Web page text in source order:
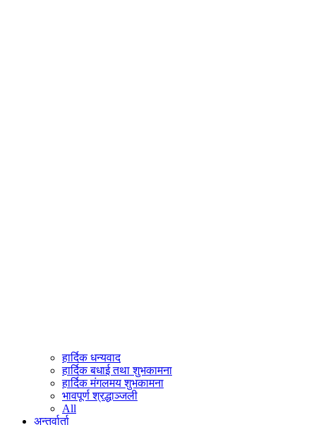
हार्दिक धन्यवाद
हार्दिक बधाई तथा शुभकामना
हार्दिक मंगलमय शुभकामना
भावपूर्ण श्रद्धाञ्जली
All
अन्तर्वार्ता